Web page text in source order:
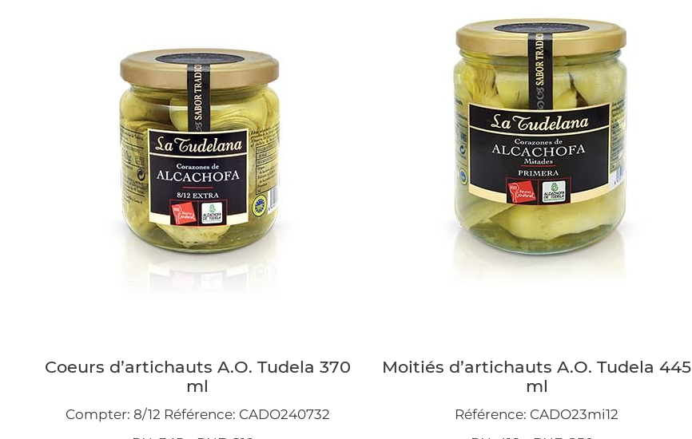
Coeurs d’artichauts A.O. Tudela 370
ml
Compter: 8/12 Référence: CADO240732
Moitiés d’artichauts A.O. Tudela 445
ml
Référence: CADO23mi12